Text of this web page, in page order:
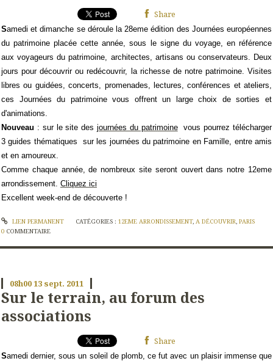
Share
Samedi et dimanche se déroule la 28eme édition des Journées européennes
du patrimoine placée cette année, sous le signe du voyage, en référence
aux voyageurs du patrimoine, architectes, artisans ou conservateurs. Deux
jours pour découvrir ou redécouvrir, la richesse de notre patrimoine. Visites
libres ou guidées, concerts, promenades, lectures, conférences et ateliers,
ces Journées du patrimoinevous offrent un large choix desorties et
d'animations.
Nouveau : sur le site desjournées du patrimoinevous pourrez télécharger
3 guides thématiques sur les journées du patrimoine en Famille, entre amis
et en amoureux.
Comme chaque année, de nombreux site seront ouvert dans notre 12eme
arrondissement. Cliquez ici
Excellent week-end de découverte !
LIEN PERMANENT CATÉGORIES : 12EME ARRONDISSEMENT, A DÉCOUVRIR, PARIS
0 COMMENTAIRE
08h0013 sept. 2011
Sur le terrain, au forum des
associations
Share
Samedi dernier, sous un soleil de plomb, ce fut avec un plaisir immense que